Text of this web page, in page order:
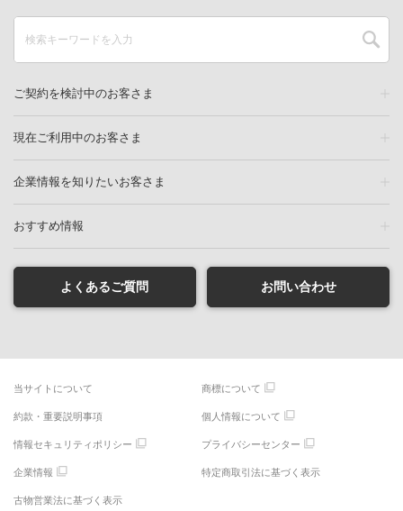
ご契約を検討中のお客さま
現在ご利用中のお客さま
企業情報を知りたいお客さま
おすすめ情報
よくあるご質問 お問い合わせ
当サイトについて 商標について
約款・重要説明事項 個人情報について
情報セキュリティポリシー プライバシーセンター
企業情報 特定商取引法に基づく表示
古物営業法に基づく表示